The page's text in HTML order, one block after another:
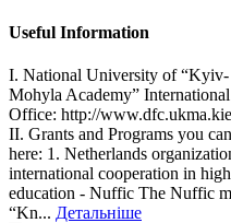
Useful Information
I. National University of “Kyiv-
Mohyla Academy” International
Office: http://
ІІ. Grants and Programs you
here: 1. Netherlands
international cooperation in
education - Nuffic The Nuffic
“Kn... Детальніше